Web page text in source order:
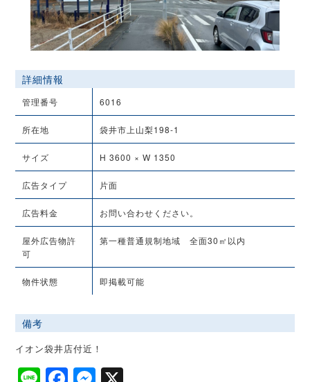
詳細情報
管理番号 6016
所在地 袋井市上山梨198-1
サイズ H 3600 × W 1350
広告タイプ 片面
広告料金 お問い合わせください。
屋外広告物許
可
第一種普通規制地域 全面30㎡以内
物件状態 即掲載可能
備考
イオン袋井店付近！